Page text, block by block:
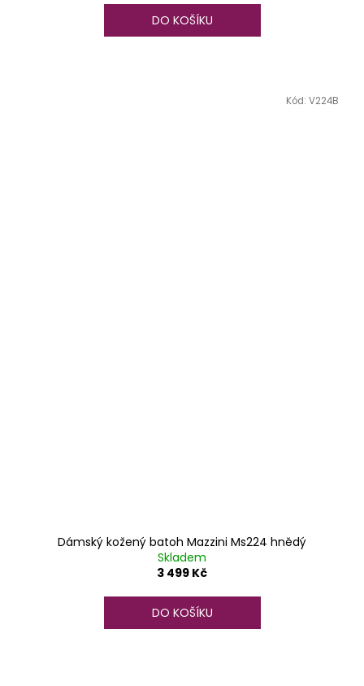
DO KOŠÍKU
Dámský kožený batoh Mazzini Ms224 hnědý
Skladem
3 499 Kč
DO KOŠÍKU
Kód: V224B